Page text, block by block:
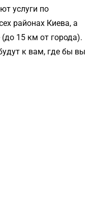
услуги по
районах Киева, а
15 км от города).
к вам, где бы вы